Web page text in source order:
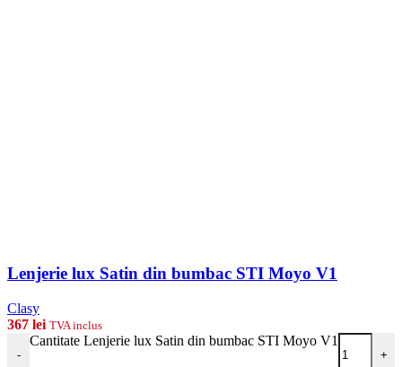
Lenjerie lux Satin din bumbac STI Moyo V1
Clasy
367 lei TVA inclus
-
Cantitate Lenjerie lux Satin din bumbac STI Moyo V1
+